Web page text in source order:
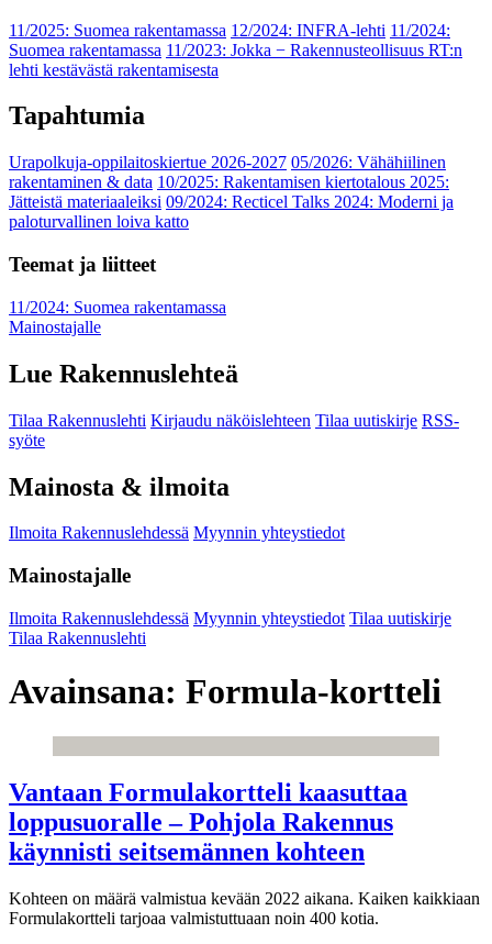
11/2025: Suomea rakentamassa 12/2024: INFRA-lehti 11/2024:
Suomea rakentamassa 11/2023: Jokka − Rakennusteollisuus RT:n
lehti kestävästä rakentamisesta
Tapahtumia
Urapolkuja-oppilaitoskiertue 2026-2027 05/2026: Vähähiilinen
rakentaminen & data 10/2025: Rakentamisen kiertotalous 2025:
Jätteistä materiaaleiksi 09/2024: Recticel Talks 2024: Moderni ja
paloturvallinen loiva katto
Teemat ja liitteet
11/2024: Suomea rakentamassa
Mainostajalle
Lue Rakennuslehteä
Tilaa Rakennuslehti Kirjaudu näköislehteen Tilaa uutiskirje RSS-
syöte
Mainosta & ilmoita
Ilmoita Rakennuslehdessä Myynnin yhteystiedot
Mainostajalle
Ilmoita Rakennuslehdessä Myynnin yhteystiedot Tilaa uutiskirje
Tilaa Rakennuslehti
Avainsana: Formula-kortteli
Vantaan Formulakortteli kaasuttaa
loppusuoralle – Pohjola Rakennus
käynnisti seitsemännen kohteen
Kohteen on määrä valmistua kevään 2022 aikana. Kaiken kaikkiaan
Formulakortteli tarjoaa valmistuttuaan noin 400 kotia.